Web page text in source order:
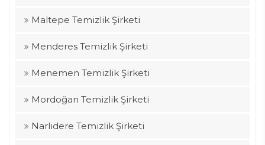
Maltepe Temizlik Şirketi
Menderes Temizlik Şirketi
Menemen Temizlik Şirketi
Mordoğan Temizlik Şirketi
Narlıdere Temizlik Şirketi